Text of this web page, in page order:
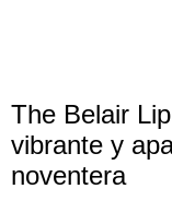
The Belair
vibrante y
noventera